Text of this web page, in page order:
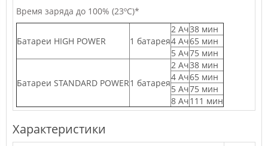
Время заряда до 100% (23ºС)*
Батареи HIGH POWER 1 батарея
2 Ач38 мин
4 Ач65 мин
5 Ач75 мин
Батареи STANDARD POWER1 батарея
2 Ач38 мин
4 Ач65 мин
5 Ач75 мин
8 Ач111 мин
Характеристики